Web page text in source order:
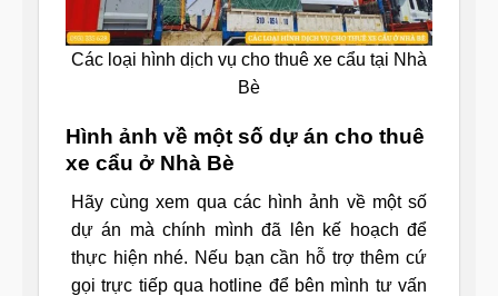
Các loại hình dịch vụ cho thuê xe cẩu tại Nhà
Bè
Hình ảnh về một số dự án cho thuê
xe cẩu ở Nhà Bè
Hãy cùng xem qua các hình ảnh về một số
dự án mà chính mình đã lên kế hoạch để
thực hiện nhé. Nếu bạn cần hỗ trợ thêm cứ
gọi trực tiếp qua hotline để bên mình tư vấn